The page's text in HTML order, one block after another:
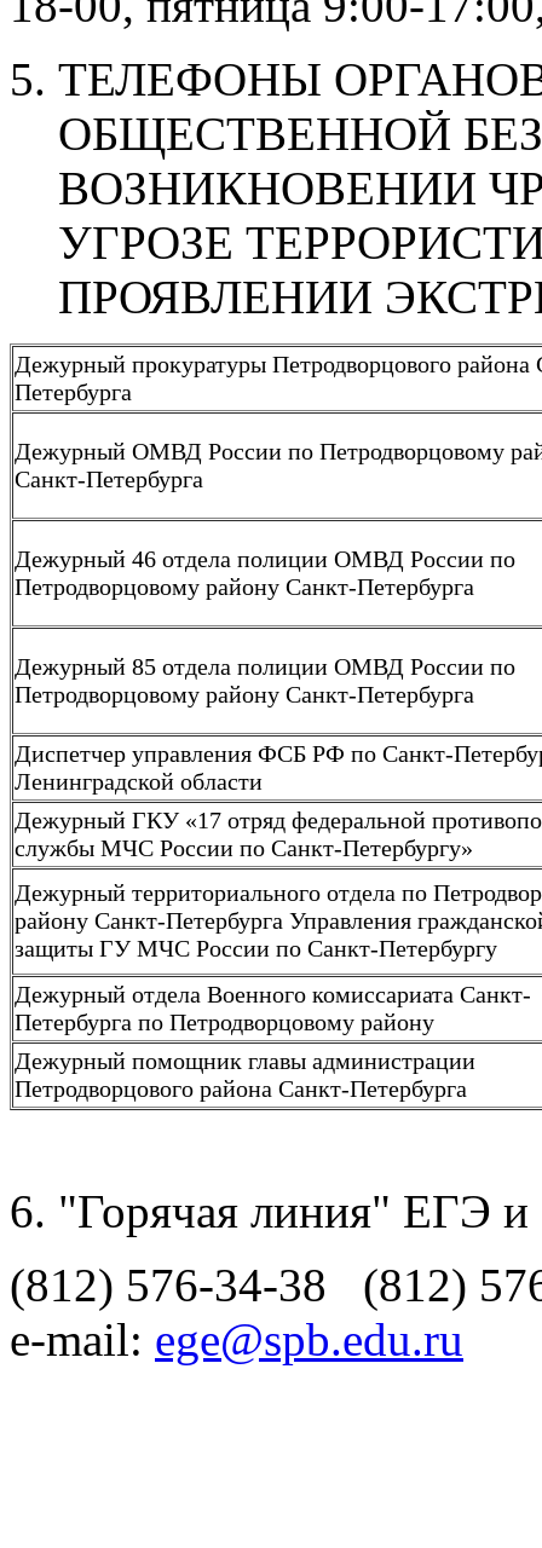
ТЕЛЕФОНЫ
ОБЩЕСТВЕННОЙ
ВОЗНИКНОВЕНИИ
УГРОЗЕ
ПРОЯВЛЕНИИ
Дежурный прокуратуры Петродворцового района
Петербурга
Дежурный ОМВД России по Петродворцовому
Санкт-Петербурга
Дежурный 46 отдела полиции ОМВД России по
Петродворцовому району Санкт-Петербурга
Дежурный 85 отдела полиции ОМВД России по
Петродворцовому району Санкт-Петербурга
Диспетчер управления ФСБ РФ по Санкт-
Ленинградской области
Дежурный ГКУ «17 отряд федеральной
службы МЧС России по Санкт-Петербургу»
Дежурный территориального отдела по
району Санкт-Петербурга Управления
защиты ГУ МЧС России по Санкт-Петербургу
Дежурный отдела Военного комиссариата Санкт-
Петербурга по Петродворцовому району
Дежурный помощник главы администрации
Петродворцового района Санкт-Петербурга
"Горячая линия" ЕГЭ
(812) 576-34-38 (812)
e-mail: ege@spb.edu.ru